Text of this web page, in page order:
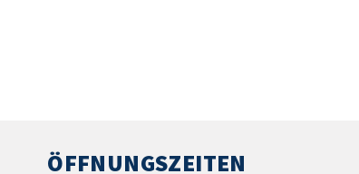
ÖFFNUNGSZEITEN